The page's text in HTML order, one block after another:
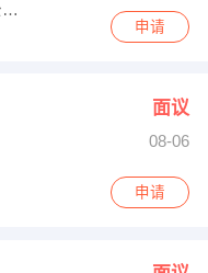
广东鼎建工程咨询监理有限公司新兴分公司
申请
面议
08-06
申请